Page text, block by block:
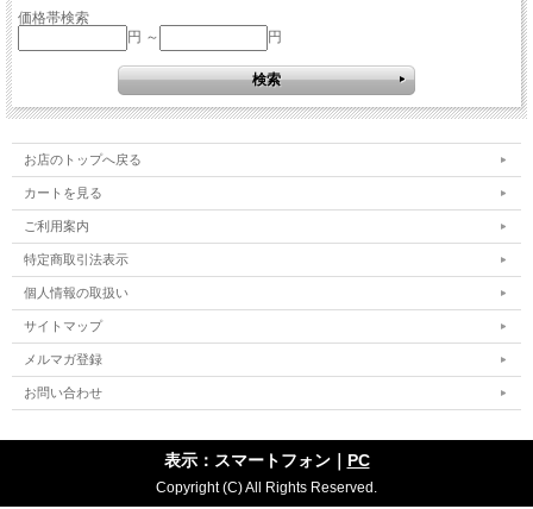
価格帯検索
円 ～
円
お店のトップへ戻る
カートを見る
ご利用案内
特定商取引法表示
個人情報の取扱い
サイトマップ
メルマガ登録
お問い合わせ
表示：スマートフォン｜ PC
Copyright (C) All Rights Reserved.